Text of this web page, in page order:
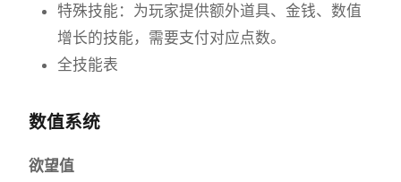
特殊技能：为玩家提供额外道具、金钱、数值
增长的技能，需要支付对应点数。
全技能表
数值系统
欲望值